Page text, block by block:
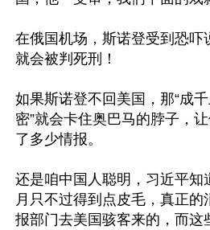
在俄国机场，斯诺登受到恐吓
就会被判死刑！
如果斯诺登不回美国，那“成
密”就会卡住奥巴马的脖子，
了多少情报。
还是咱中国人聪明，习近平知
月只不过得到点皮毛，真正
报部门去美国骇客来的，而这